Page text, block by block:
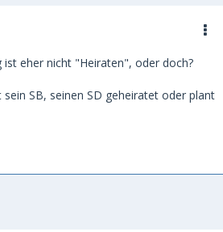
ist eher nicht "Heiraten", oder doch?
SB, seinen SD geheiratet oder plant